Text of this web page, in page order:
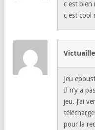
c est bien
c est cool
Victuaille
Jeu
Il n’y a
jeu. J’ai
pour la